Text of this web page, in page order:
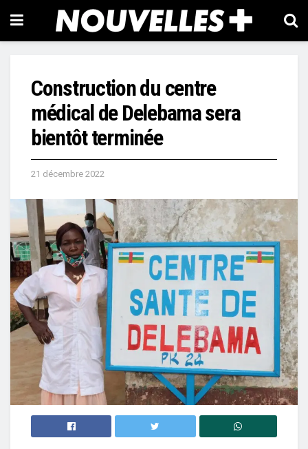
Construction du centre
médical de Delebama sera
bientôt terminée
21 décembre 2022